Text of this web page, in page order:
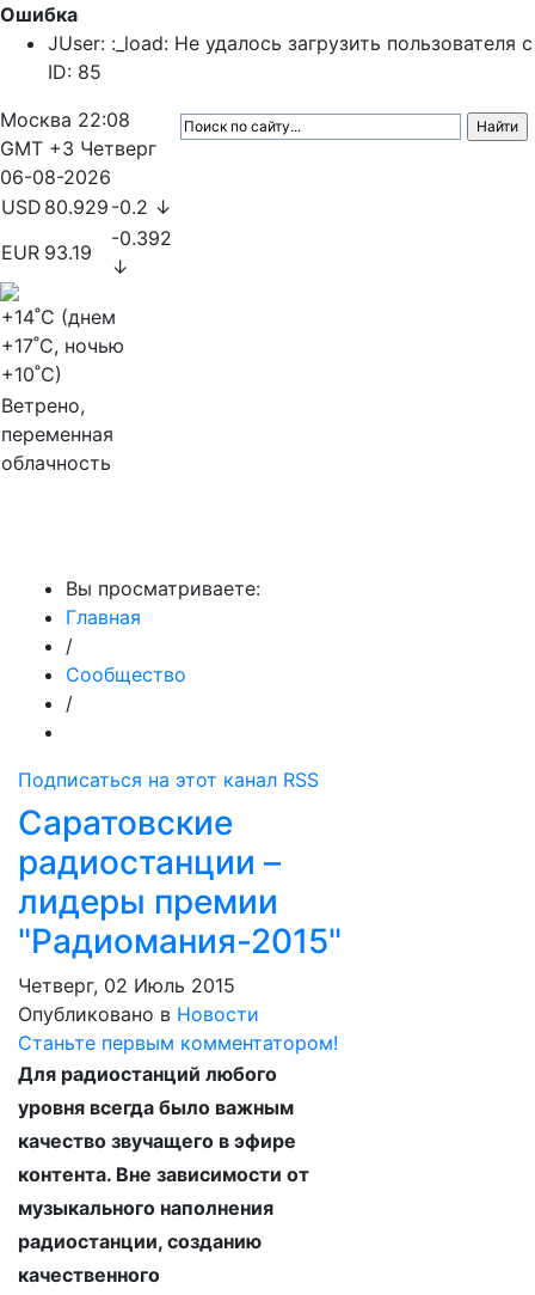
Ошибка
JUser: :_load: Не удалось загрузить пользователя с
ID: 85
Москва 22:08
GMT +3 Четверг
06-08-2026
USD 80.929 -0.2 ↓
EUR 93.19
-0.392
↓
+14˚C (днем
+17˚C, ночью
+10˚C)
Ветрено,
переменная
облачность
Вы просматриваете:
Главная
/
Сообщество
/
Подписаться на этот канал RSS
Саратовские
радиостанции –
лидеры премии
"Радиомания-2015"
Четверг, 02 Июль 2015
Опубликовано в Новости
Станьте первым комментатором!
Для радиостанций любого
уровня всегда было важным
качество звучащего в эфире
контента. Вне зависимости от
музыкального наполнения
радиостанции, созданию
качественного